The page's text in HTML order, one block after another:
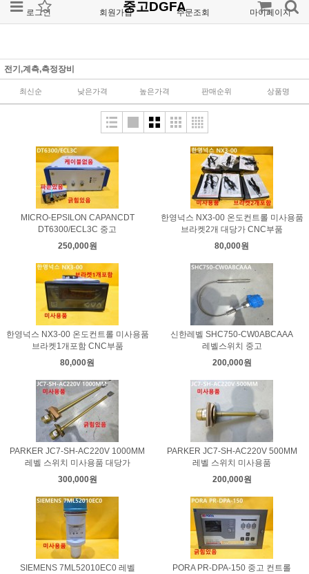
로그인 회원가입 주문조회 마이페이지
중고DGFA
전기,계측,측정장비
최신순 낮은가격 높은가격 판매순위 상품명
MICRO-EPSILON CAPANCDT
DT6300/ECL3C 중고
250,000원
한영넉스 NX3-00 온도컨트롤 미사용품
브라켓2개 대당가 CNC부품
80,000원
한영넉스 NX3-00 온도컨트롤 미사용품
브라켓1개포함 CNC부품
80,000원
신한레벨 SHC750-CW0ABCAAA
레벨스위치 중고
200,000원
PARKER JC7-SH-AC220V 1000MM
레벨 스위치 미사용품 대당가
300,000원
PARKER JC7-SH-AC220V 500MM
레벨 스위치 미사용품
200,000원
SIEMENS 7ML52010EC0 레벨
PORA PR-DPA-150 중고 컨트롤